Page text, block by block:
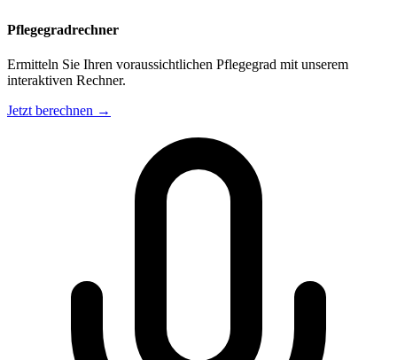
Pflegegradrechner
Ermitteln Sie Ihren voraussichtlichen Pflegegrad mit unserem
interaktiven Rechner.
Jetzt berechnen →